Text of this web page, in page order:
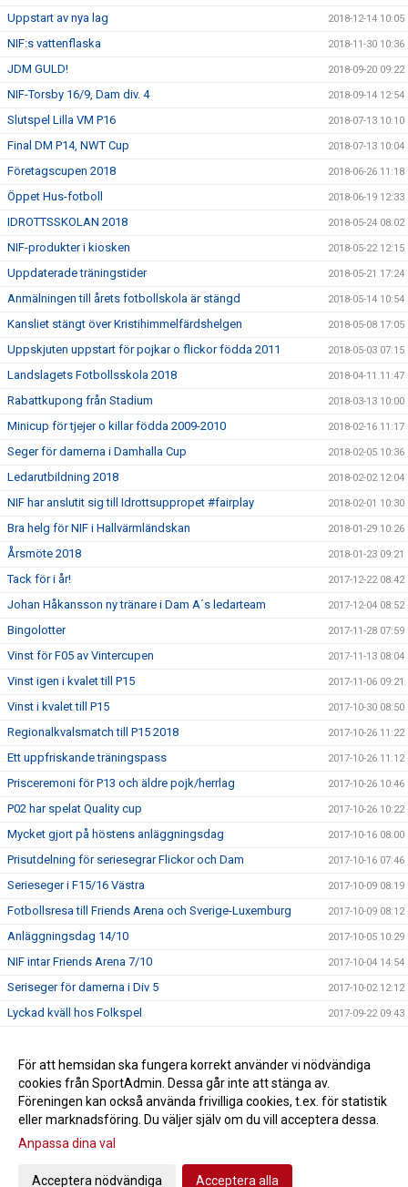
Uppstart av nya lag 2018-12-14 10:05
NIF:s vattenflaska 2018-11-30 10:36
JDM GULD! 2018-09-20 09:22
NIF-Torsby 16/9, Dam div. 4 2018-09-14 12:54
Slutspel Lilla VM P16 2018-07-13 10:10
Final DM P14, NWT Cup 2018-07-13 10:04
Företagscupen 2018 2018-06-26 11:18
Öppet Hus-fotboll 2018-06-19 12:33
IDROTTSSKOLAN 2018 2018-05-24 08:02
NIF-produkter i kiosken 2018-05-22 12:15
Uppdaterade träningstider 2018-05-21 17:24
Anmälningen till årets fotbollskola är stängd 2018-05-14 10:54
Kansliet stängt över Kristihimmelfärdshelgen 2018-05-08 17:05
Uppskjuten uppstart för pojkar o flickor födda 2011 2018-05-03 07:15
Landslagets Fotbollsskola 2018 2018-04-11 11:47
Rabattkupong från Stadium 2018-03-13 10:00
Minicup för tjejer o killar födda 2009-2010 2018-02-16 11:17
Seger för damerna i Damhalla Cup 2018-02-05 10:36
Ledarutbildning 2018 2018-02-02 12:04
NIF har anslutit sig till Idrottsuppropet #fairplay 2018-02-01 10:30
Bra helg för NIF i Hallvärmländskan 2018-01-29 10:26
Årsmöte 2018 2018-01-23 09:21
Tack för i år! 2017-12-22 08:42
Johan Håkansson ny tränare i Dam A´s ledarteam 2017-12-04 08:52
Bingolotter 2017-11-28 07:59
Vinst för F05 av Vintercupen 2017-11-13 08:04
Vinst igen i kvalet till P15 2017-11-06 09:21
Vinst i kvalet till P15 2017-10-30 08:50
Regionalkvalsmatch till P15 2018 2017-10-26 11:22
Ett uppfriskande träningspass 2017-10-26 11:12
Prisceremoni för P13 och äldre pojk/herrlag 2017-10-26 10:46
P02 har spelat Quality cup 2017-10-26 10:22
Mycket gjort på höstens anläggningsdag 2017-10-16 08:00
Prisutdelning för seriesegrar Flickor och Dam 2017-10-16 07:46
Serieseger i F15/16 Västra 2017-10-09 08:19
Fotbollsresa till Friends Arena och Sverige-Luxemburg 2017-10-09 08:12
Anläggningsdag 14/10 2017-10-05 10:29
NIF intar Friends Arena 7/10 2017-10-04 14:54
Seriseger för damerna i Div 5 2017-10-02 12:12
Lyckad kväll hos Folkspel 2017-09-22 09:43
Lyckad NIF-dag i år igen 2017-09-18 10:07
NIF-dagen närmar sig 2017-09-18 10:03
Gå till Webbversion
För att hemsidan ska fungera korrekt använder vi nödvändiga
cookies från SportAdmin. Dessa går inte att stänga av.
Föreningen kan också använda frivilliga cookies, t.ex. för statistik
eller marknadsföring. Du väljer själv om du vill acceptera dessa.
Anpassa dina val
Acceptera nödvändiga Acceptera alla